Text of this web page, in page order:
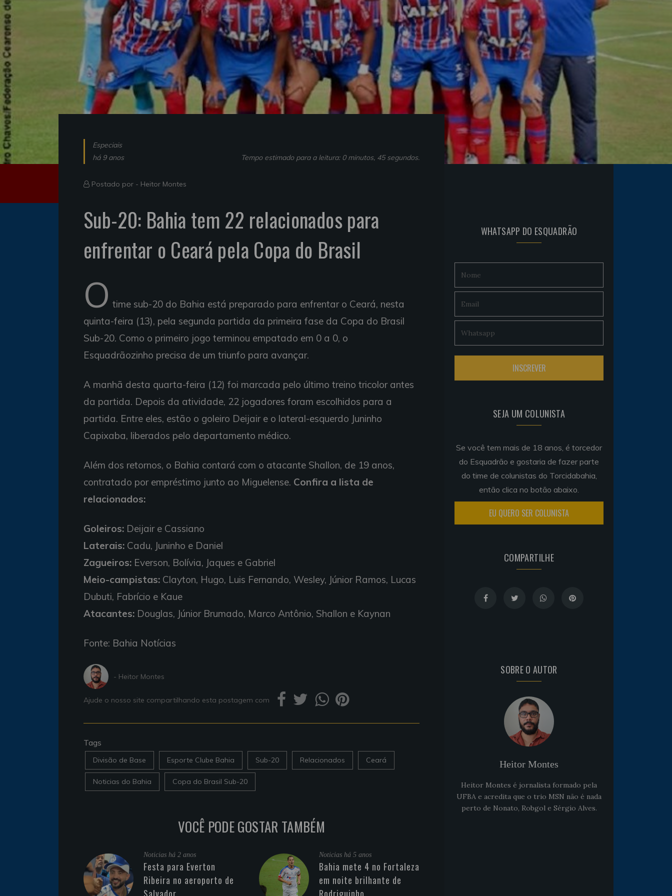
Especiais
há 9 anos
Tempo estimado para a leitura: 0 minutos, 45 segundos.
Postado por - Heitor Montes
Sub-20: Bahia tem 22 relacionados para
enfrentar o Ceará pela Copa do Brasil
O time sub-20 do Bahia está preparado para enfrentar o Ceará, nesta
quinta-feira (13), pela segunda partida da primeira fase da Copa do Brasil
Sub-20. Como o primeiro jogo terminou empatado em 0 a 0, o
Esquadrãozinho precisa de um triunfo para avançar.
A manhã desta quarta-feira (12) foi marcada pelo último treino tricolor antes
da partida. Depois da atividade, 22 jogadores foram escolhidos para a
partida. Entre eles, estão o goleiro Deijair e o lateral-esquerdo Juninho
Capixaba, liberados pelo departamento médico.
Além dos retornos, o Bahia contará com o atacante Shallon, de 19 anos,
contratado por empréstimo junto ao Miguelense. Confira a lista de
relacionados:
Goleiros: Deijair e Cassiano
Laterais: Cadu, Juninho e Daniel
Zagueiros: Everson, Bolívia, Jaques e Gabriel
Meio-campistas: Clayton, Hugo, Luis Fernando, Wesley, Júnior Ramos, Lucas
Dubuti, Fabrício e Kaue
Atacantes: Douglas, Júnior Brumado, Marco Antônio, Shallon e Kaynan
Fonte: Bahia Notícias
- Heitor Montes
Ajude o nosso site compartilhando esta postagem com
Tags
Divisão de Base Esporte Clube Bahia Sub-20 Relacionados Ceará
Noticias do Bahia Copa do Brasil Sub-20
VOCÊ PODE GOSTAR TAMBÉM
Noticias há 2 anos
Festa para Everton
Ribeira no aeroporto de
Noticias há 5 anos
Bahia mete 4 no Fortaleza
em noite brilhante de
WHATSAPP DO ESQUADRÃO
SEJA UM COLUNISTA
Se você tem mais de 18 anos, é torcedor
do Esquadrão e gostaria de fazer parte
do time de colunistas do Torcidabahia,
então clica no botão abaixo.
EU QUERO SER COLUNISTA
COMPARTILHE
SOBRE O AUTOR
Heitor Montes
Heitor Montes é jornalista formado pela
UFBA e acredita que o trio MSN não é nada
perto de Nonato, Robgol e Sérgio Alves.